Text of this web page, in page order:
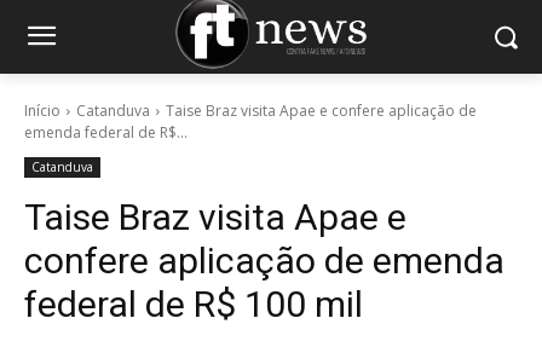
Início Catanduva
Taise Braz visita Apae e confere aplicação de
emenda federal de R$...
Catanduva
Taise Braz visita Apae e
confere aplicação de emenda
federal de R$ 100 mil